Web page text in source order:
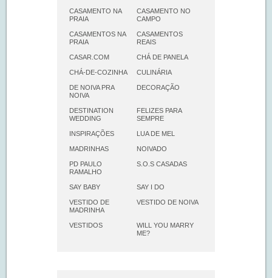
CASAMENTO NA
PRAIA
CASAMENTO NO
CAMPO
CASAMENTOS NA
PRAIA
CASAMENTOS
REAIS
CASAR.COM CHÁ DE PANELA
CHÁ-DE-COZINHA CULINÁRIA
DE NOIVA PRA
NOIVA
DECORAÇÃO
DESTINATION
WEDDING
FELIZES PARA
SEMPRE
INSPIRAÇÕES LUA DE MEL
MADRINHAS NOIVADO
PD PAULO
RAMALHO
S.O.S CASADAS
SAY BABY SAY I DO
VESTIDO DE
MADRINHA
VESTIDO DE NOIVA
VESTIDOS
WILL YOU MARRY
ME?